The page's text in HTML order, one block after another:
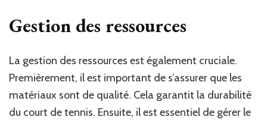
Gestion des ressources
La gestion des ressources est également cruciale.
Premièrement, il est important de s’assurer que les
matériaux sont de qualité. Cela garantit la durabilité
du court de tennis. Ensuite, il est essentiel de gérer le